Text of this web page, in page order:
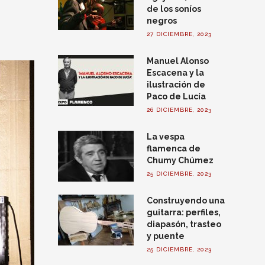
de los soníos
negros
27 DICIEMBRE, 2023
Manuel Alonso
Escacena y la
ilustración de
Paco de Lucía
26 DICIEMBRE, 2023
La vespa
flamenca de
Chumy Chúmez
25 DICIEMBRE, 2023
Construyendo una
guitarra: perfiles,
diapasón, trasteo
y puente
25 DICIEMBRE, 2023